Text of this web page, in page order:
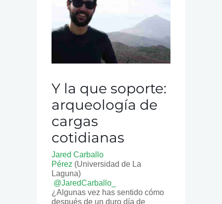
Y la que soporte:
arqueología de
cargas
cotidianas
Jared Carballo
Pérez (Universidad de La
Laguna)
@JaredCarballo_
¿Algunas vez has sentido cómo
después de un duro día de